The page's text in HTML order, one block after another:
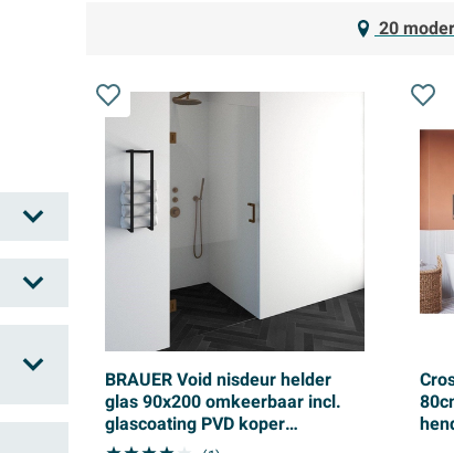
BRAUER Void nisdeur helder
glas 90x200 omkeerbaar incl.
glascoating PVD koper
geborsteld
20